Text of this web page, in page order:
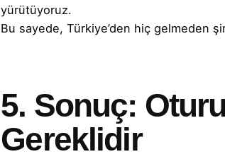
yürütüyoruz.
Bu sayede, Türkiye’den hiç gelmeden
5. Sonuç:
Gereklidir